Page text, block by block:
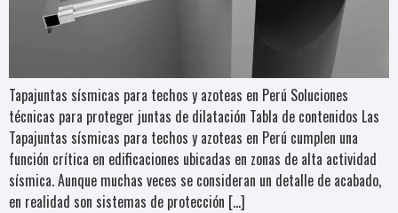
Tapajuntas sísmicas para techos y azoteas en Perú Soluciones
técnicas para proteger juntas de dilatación Tabla de contenidos Las
Tapajuntas sísmicas para techos y azoteas en Perú cumplen una
función crítica en edificaciones ubicadas en zonas de alta actividad
sísmica. Aunque muchas veces se consideran un detalle de acabado,
en realidad son sistemas de protección […]